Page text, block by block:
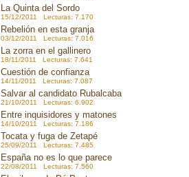
La Quinta del Sordo
15/12/2011 Lecturas: 7.170
Rebelión en esta granja
03/12/2011 Lecturas: 7.016
La zorra en el gallinero
18/11/2011 Lecturas: 7.641
Cuestión de confianza
14/11/2011 Lecturas: 7.087
Salvar al candidato Rubalcaba
21/10/2011 Lecturas: 6.902
Entre inquisidores y matones
14/10/2011 Lecturas: 7.186
Tocata y fuga de Zetapé
25/09/2011 Lecturas: 7.485
España no es lo que parece
22/08/2011 Lecturas: 7.560